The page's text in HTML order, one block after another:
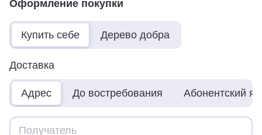
Оформление покупки
Купить себе Дерево добра
Доставка
Адрес До востребования Абонентский